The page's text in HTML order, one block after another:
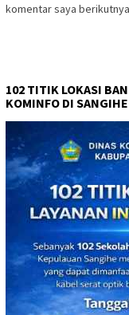
komentar saya
102 TITIK LOKASI
KOMINFO DI SANGIHE